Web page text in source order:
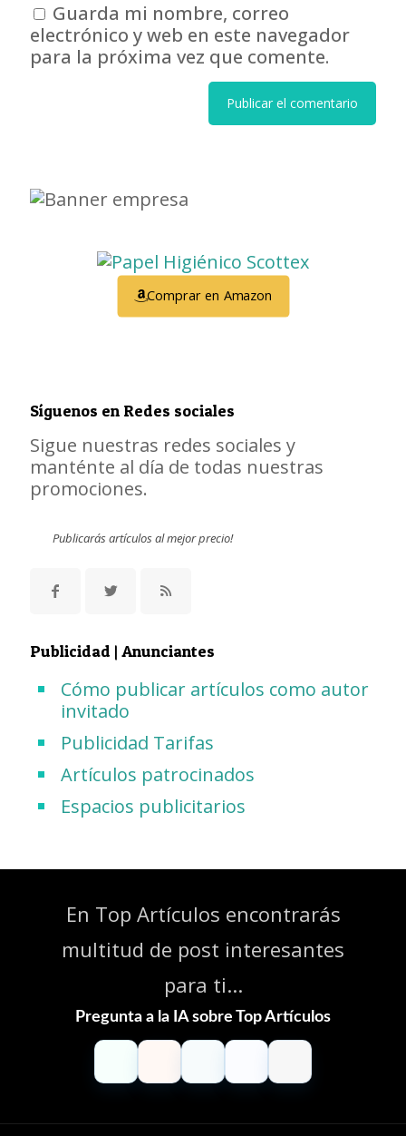
Guarda mi nombre, correo
electrónico y web en este navegador
para la próxima vez que comente.
Comprar en Amazon
Síguenos en Redes sociales
Sigue nuestras redes sociales y
manténte al día de todas nuestras
promociones.
Publicarás artículos al mejor precio!
Publicidad | Anunciantes
Cómo publicar artículos como autor
invitado
Publicidad Tarifas
Artículos patrocinados
Espacios publicitarios
En Top Artículos encontrarás
multitud de post interesantes
para ti...
Pregunta a la IA sobre Top Artículos
ChatGPT
ClaudePerplexity
Gemini
Grok